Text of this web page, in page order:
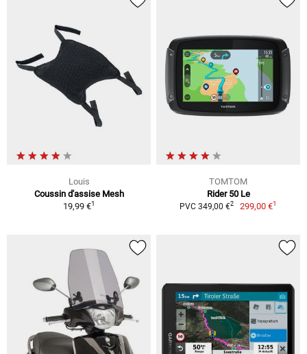
Louis
Coussin d'assise Mesh
19,99 €1
TOMTOM
Rider 50 Le
PVC 349,00 €2 299,00 €1